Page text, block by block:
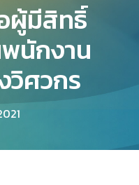
ผู้มีสิทธิ์
นักงาน
วิศวกร